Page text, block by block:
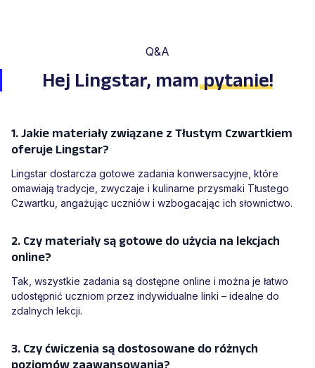
Q&A
Hej Lingstar, mampytanie!
1. Jakie materiały związane z Tłustym Czwartkiem
oferuje Lingstar?
Lingstar dostarcza gotowe zadania konwersacyjne, które
omawiają tradycje, zwyczaje i kulinarne przysmaki Tłustego
Czwartku, angażując uczniów i wzbogacając ich słownictwo.
2. Czy materiały są gotowe do użycia na lekcjach
online?
Tak, wszystkie zadania są dostępne online i można je łatwo
udostępnić uczniom przez indywidualne linki – idealne do
zdalnych lekcji.
3. Czy ćwiczenia są dostosowane do różnych
poziomów zaawansowania?